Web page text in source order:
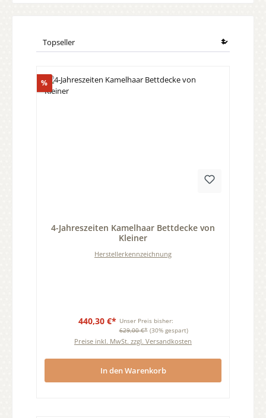
%Rabatt
4-Jahreszeiten Kamelhaar Bettdecke von
Kleiner
Herstellerkennzeichnung
440,30 €* Unser Preis bisher:
629,00 €* (30% gespart)
Preise inkl. MwSt. zzgl. Versandkosten
In den Warenkorb